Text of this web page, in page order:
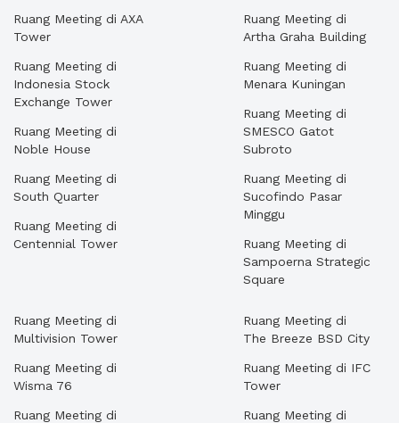
Ruang Meeting di AXA
Tower
Ruang Meeting di
Indonesia Stock
Exchange Tower
Ruang Meeting di
Noble House
Ruang Meeting di
South Quarter
Ruang Meeting di
Centennial Tower
Ruang Meeting di
Artha Graha Building
Ruang Meeting di
Menara Kuningan
Ruang Meeting di
SMESCO Gatot
Subroto
Ruang Meeting di
Sucofindo Pasar
Minggu
Ruang Meeting di
Sampoerna Strategic
Square
Ruang Meeting di
Multivision Tower
Ruang Meeting di
Wisma 76
Ruang Meeting di
Ruang Meeting di
The Breeze BSD City
Ruang Meeting di IFC
Tower
Ruang Meeting di